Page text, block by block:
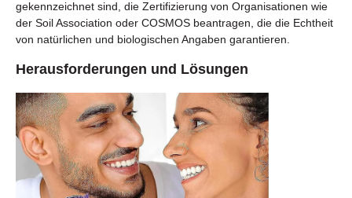
gekennzeichnet sind, die Zertifizierung von Organisationen wie
der Soil Association oder COSMOS beantragen, die die Echtheit
von natürlichen und biologischen Angaben garantieren.
Herausforderungen und Lösungen